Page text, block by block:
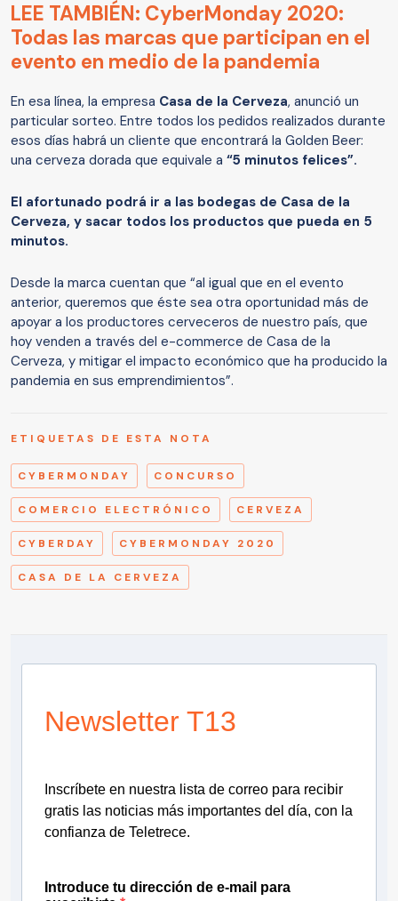
LEE TAMBIÉN: CyberMonday 2020:
Todas las marcas que participan en el
evento en medio de la pandemia
En esa línea, la empresa Casa de la Cerveza, anunció un
particular sorteo. Entre todos los pedidos realizados durante
esos días habrá un cliente que encontrará la Golden Beer:
una cerveza dorada que equivale a “5 minutos felices”.
El afortunado podrá ir a las bodegas de Casa de la
Cerveza, y sacar todos los productos que pueda en 5
minutos.
Desde la marca cuentan que “al igual que en el evento
anterior, queremos que éste sea otra oportunidad más de
apoyar a los productores cerveceros de nuestro país, que
hoy venden a través del e-commerce de Casa de la
Cerveza, y mitigar el impacto económico que ha producido la
pandemia en sus emprendimientos”.
ETIQUETAS DE ESTA NOTA
CYBERMONDAY CONCURSO
COMERCIO ELECTRÓNICO CERVEZA
CYBERDAY CYBERMONDAY 2020
CASA DE LA CERVEZA
Newsletter T13
Inscríbete en nuestra lista de correo para recibir
gratis las noticias más importantes del día, con la
confianza de Teletrece.
Introduce tu dirección de e-mail para